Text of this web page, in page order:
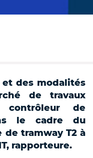
des modalités
de travaux
de
le cadre du
tramway T2 à
rapporteure.